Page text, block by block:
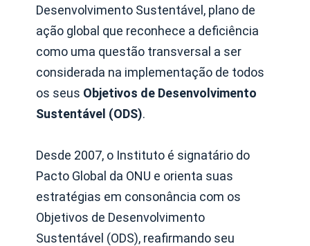
Desenvolvimento Sustentável, plano de
ação global que reconhece a deficiência
como uma questão transversal a ser
considerada na implementação de todos
os seus Objetivos de Desenvolvimento
Sustentável (ODS).
Desde 2007, o Instituto é signatário do
Pacto Global da ONU e orienta suas
estratégias em consonância com os
Objetivos de Desenvolvimento
Sustentável (ODS), reafirmando seu